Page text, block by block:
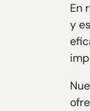
En
y